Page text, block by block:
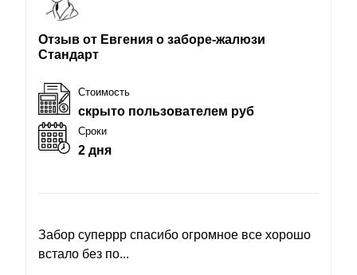
Отзыв от Евгения о заборе-жалюзи
Стандарт
Стоимость
скрыто пользователем руб
Сроки
2 дня
Забор суперрр спасибо огромное все хорошо
встало без по...